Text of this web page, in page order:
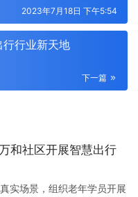
2023年7月18日 下午5:54
行业新天地
下一篇
和社区开展智慧出行
实场景，组织老年学员开展